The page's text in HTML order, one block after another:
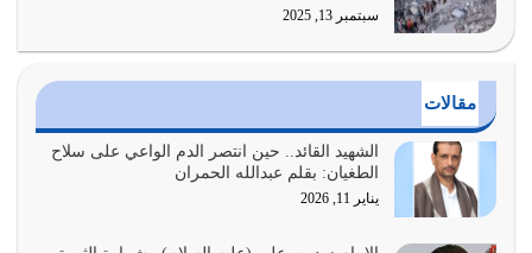
أي أمة تتفرق في الدين وتتفرق في كيانها معناه أنها أصبحت
يجب أن نعود جميعاً الى القرآن وعندنا أخطاء جميعاً لنعتصم
بحبل الله جميعاً وليس كل…
يوليو 22, 2026
سبتمبر 13, 2025
مقالات
الشهيد القائد.. حين انتصر الدم الواعي على سلاح
الطغيان: بقلم عبدالله الحمران
يناير 11, 2026